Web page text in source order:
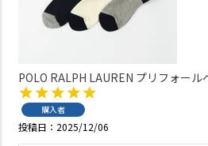
POLO RALPH LAUREN プリフォー
クコットン混 クルー丈 レディース ソ
購入者
投稿日 2025/12/06